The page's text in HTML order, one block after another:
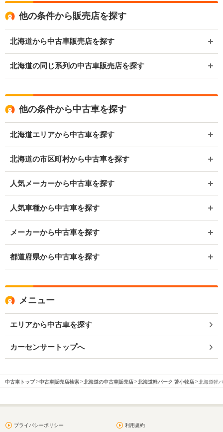
他の条件から販売店を探す
北海道から中古車販売店を探す
北海道の同じ系列の中古車販売店を探す
他の条件から中古車を探す
北海道エリアから中古車を探す
北海道の市区町村から中古車を探す
人気メーカーから中古車を探す
人気車種から中古車を探す
メーカーから中古車を探す
都道府県から中古車を探す
メニュー
エリアから中古車を探す
カーセンサートップへ
中古車トップ 中古車販売店検索 北海道の中古車販売店 北海道軽パーク 苫小牧店 北海道軽
プライバシーポリシー 利用規約